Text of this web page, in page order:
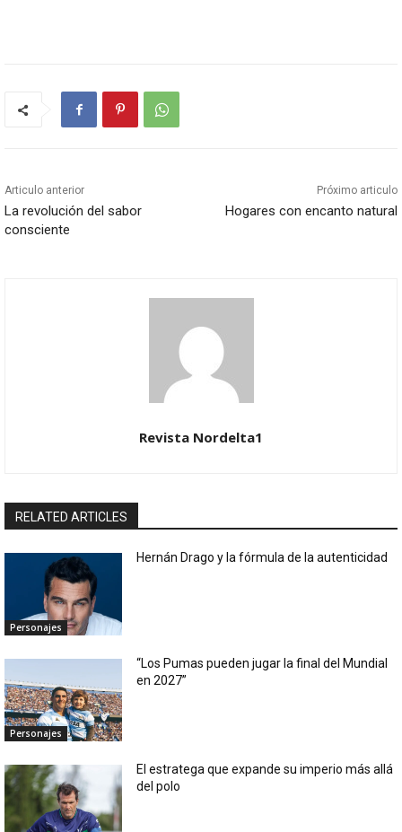
Articulo anterior
La revolución del sabor
consciente
Próximo articulo
Hogares con encanto natural
Revista Nordelta1
RELATED ARTICLES
Personajes
Hernán Drago y la fórmula de la autenticidad
Personajes
“Los Pumas pueden jugar la final del Mundial
en 2027”
El estratega que expande su imperio más allá
del polo